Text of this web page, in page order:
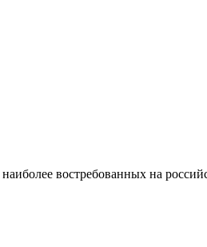
востребованных на